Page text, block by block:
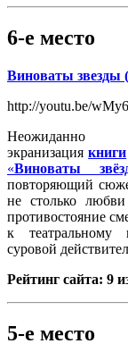
6-е место
Виноваты звезды
http://youtu.be/
Неожиданно
экранизациякниги
«Виноваты
повторяющий
не столько
противостояние
к театральному
суровой
Рейтинг сайта: 9
5-е место